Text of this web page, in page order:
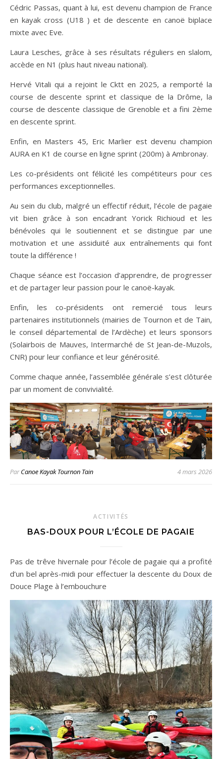
Cédric Passas, quant à lui, est devenu champion de France
en kayak cross (U18 ) et de descente en canoë biplace
mixte avec Eve.
Laura Lesches, grâce à ses résultats réguliers en slalom,
accède en N1 (plus haut niveau national).
Hervé Vitali qui a rejoint le Cktt en 2025, a remporté la
course de descente sprint et classique de la Drôme, la
course de descente classique de Grenoble et a fini 2ème
en descente sprint.
Enfin, en Masters 45, Eric Marlier est devenu champion
AURA en K1 de course en ligne sprint (200m) à Ambronay.
Les co-présidents ont félicité les compétiteurs pour ces
performances exceptionnelles.
Au sein du club, malgré un effectif réduit, l’école de pagaie
vit bien grâce à son encadrant Yorick Richioud et les
bénévoles qui le soutiennent et se distingue par une
motivation et une assiduité aux entraînements qui font
toute la différence !
Chaque séance est l’occasion d’apprendre, de progresser
et de partager leur passion pour le canoë-kayak.
Enfin, les co-présidents ont remercié tous leurs
partenaires institutionnels (mairies de Tournon et de Tain,
le conseil départemental de l’Ardèche) et leurs sponsors
(Solairbois de Mauves, Intermarché de St Jean-de-Muzols,
CNR) pour leur confiance et leur générosité.
Comme chaque année, l’assemblée générale s’est clôturée
par un moment de convivialité.
ParCanoe Kayak Tournon Tain 4 mars 2026
ACTIVITÉS
BAS-DOUX POUR L’ÉCOLE DE PAGAIE
Pas de trêve hivernale pour l’école de pagaie qui a profité
d’un bel après-midi pour effectuer la descente du Doux de
Douce Plage à l’embouchure